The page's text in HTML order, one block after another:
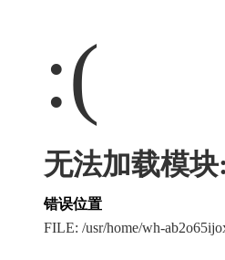
:(
无法加载模
错误位置
FILE: /usr/home/wh-